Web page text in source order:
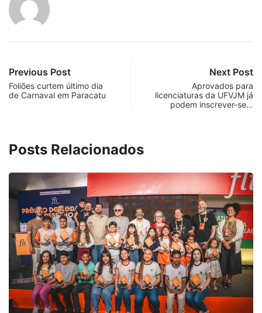
Previous Post
Foliões curtem último dia
de Carnaval em Paracatu
Next Post
Aprovados para
licenciaturas da UFVJM já
podem inscrever-se…
Posts Relacionados